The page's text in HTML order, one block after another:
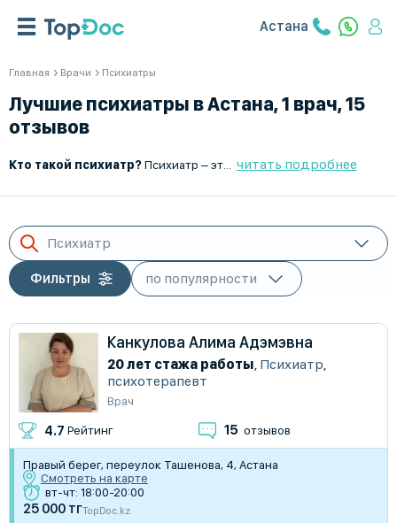
Астана
Главная Врачи Психиатры
Лучшие психиатры в Астана, 1 врач, 15
отзывов
Кто такой психиатр?Психиатр – это врач, который занимается диагностикой, лечением и профилактикой психических расстройств. В отличие от психолога, психиатр имеет медицинское образование и право назначать медикаментозную терапию. Он работает с пациентами, страдающими депрессией, тревожными расстройствами, шизофренией, биполярным аффективным расстройством и другими психическими заболеваниями. читать подробнее
Психиатр
Фильтры
Канкулова Алима Адэмэвна
20 лет стажа работы, Психиатр,
психотерапевт
Врач
4.7 Рейтинг 15 отзывов
Правый берег, переулок Ташенова, 4, Астана
Смотреть на карте
вт-чт: 18:00-20:00
25 000 тгTopDoc.kz